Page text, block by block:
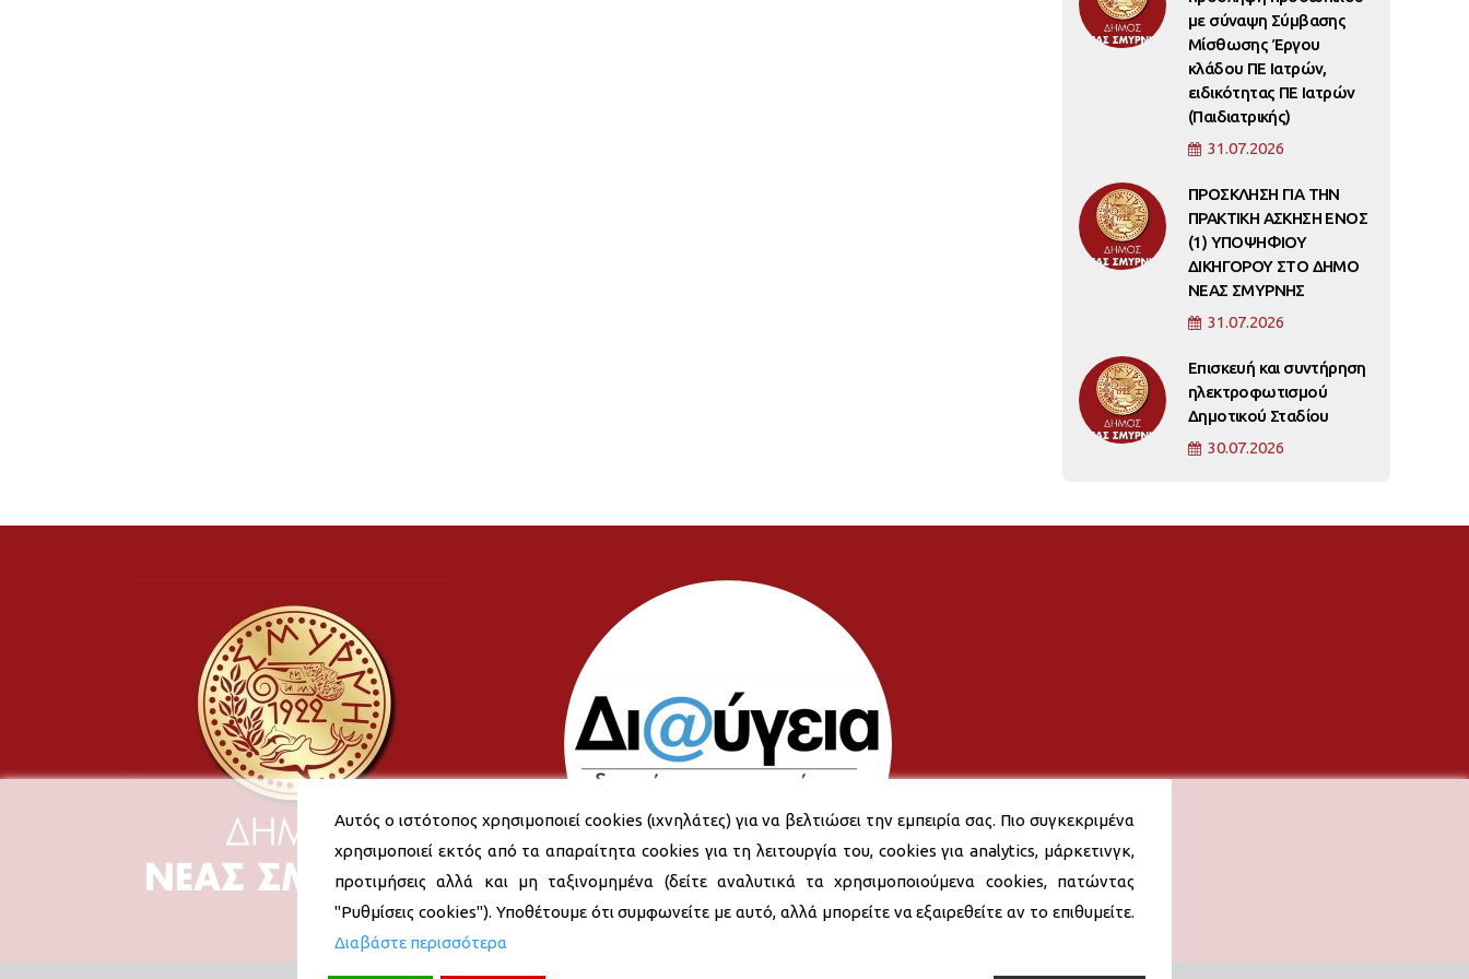
με σύναψη Σύμβασης
Μίσθωσης Έργου
κλάδου ΠΕ Ιατρών,
ειδικότητας ΠΕ Ιατρών
(Παιδιατρικής)
31.07.2026
ΠΡΟΣΚΛΗΣΗ ΓΙΑ ΤΗΝ
ΠΡΑΚΤΙΚΗ ΑΣΚΗΣΗ ΕΝΟΣ
(1) ΥΠΟΨΗΦΙΟΥ
ΔΙΚΗΓΟΡΟΥ ΣΤΟ ΔΗΜΟ
ΝΕΑΣ ΣΜΥΡΝΗΣ
31.07.2026
Επισκευή και συντήρηση
ηλεκτροφωτισμού
Δημοτικού Σταδίου
30.07.2026
Αυτός ο ιστότοπος χρησιμοποιεί cookies (ιχνηλάτες) για να βελτιώσει την εμπειρία σας. Πιο συγκεκριμένα
χρησιμοποιεί εκτός από τα απαραίτητα cookies για τη λειτουργία του, cookies για analytics, μάρκετινγκ,
προτιμήσεις αλλά και μη ταξινομημένα (δείτε αναλυτικά τα χρησιμοποιούμενα cookies, πατώντας
"Ρυθμίσεις cookies"). Υποθέτουμε ότι συμφωνείτε με αυτό, αλλά μπορείτε να εξαιρεθείτε αν το επιθυμείτε.
Διαβάστε περισσότερα